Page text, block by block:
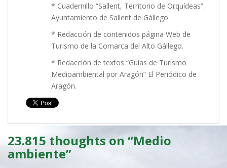
* Cuadernillo “Sallent, Territorio de Orquídeas”.
Ayuntamiento de Sallent de Gállego.
* Redacción de contenidos página Web de
Turismo de la Comarca del Alto Gállego.
* Redacción de textos “Guías de Turismo
Medioambiental por Aragón” El Periódico de
Aragón.
23.815 thoughts on “Medio
ambiente”